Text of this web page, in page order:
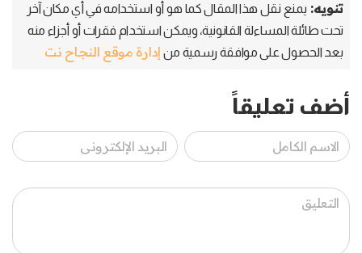
تنويه: يمنع نقل هذا المقال كما هو أو استخدامه في أي مكان آخر
تحت طائلة المساءلة القانونية، ويمكن استخدام فقرات أو أجزاء منه
بعد الحصول على موافقة رسمية من إدارة موقع النجاح نت
أضف تعليقاً